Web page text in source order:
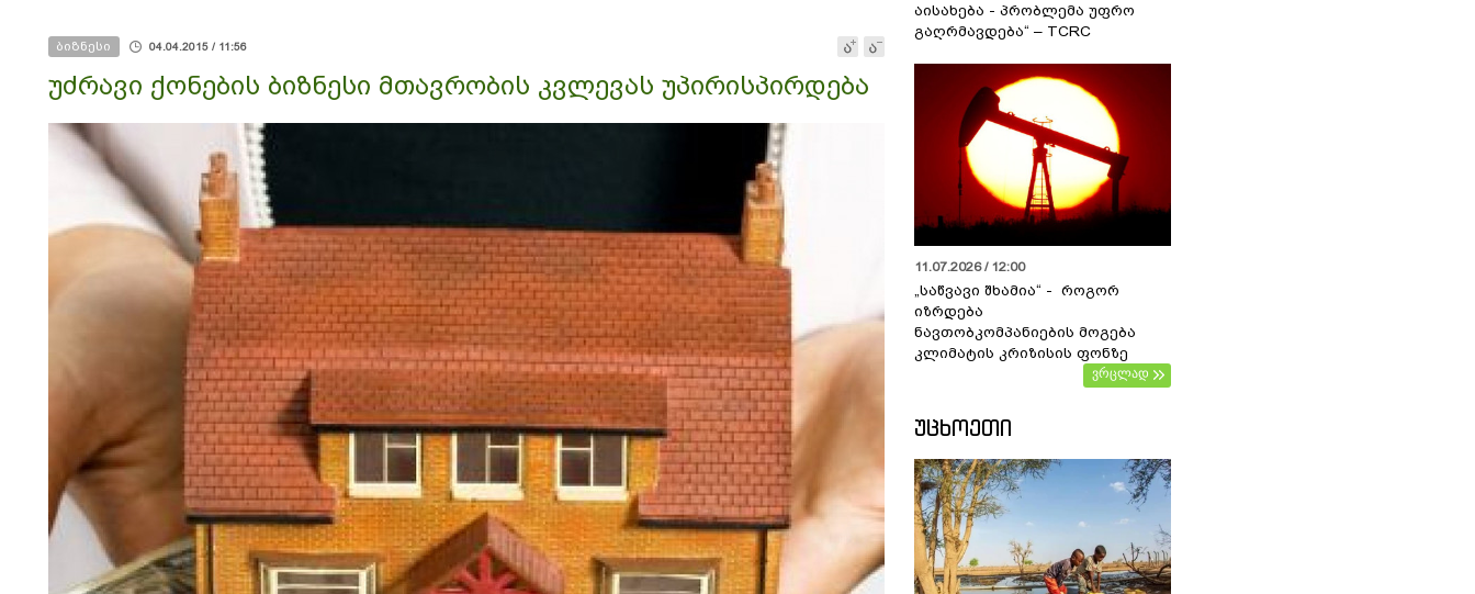
ბიზნესი 04.04.2015 / 11:56
უძრავი ქონების ბიზნესი მთავრობის კვლევას უპირისპირდება
აისახება - პრობლემა უფრო
გაღრმავდება“ – TCRC
11.07.2026 / 12:00
„საწვავი შხამია“ - როგორ
იზრდება
ნავთობკომპანიების მოგება
კლიმატის კრიზისის ფონზე
ვრცლად
ᲣᲪᲮᲝᲔᲗᲘ